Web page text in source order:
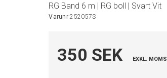
RG Band 6 m | RG boll | Svart Vit
Varunr:252057S
350 SEK EXKL. MOMS